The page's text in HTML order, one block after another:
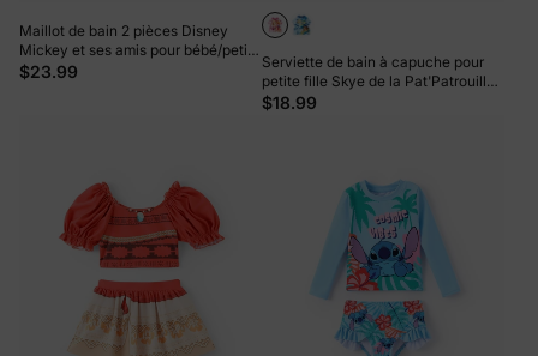
Maillot de bain 2 pièces Disney
Mickey et ses amis pour bébé/petite
fille, motif pastèque à pois, brodé
$23.99
Serviette de bain à capuche pour
petite fille Skye de la Pat'Patrouille,
rose
$18.99